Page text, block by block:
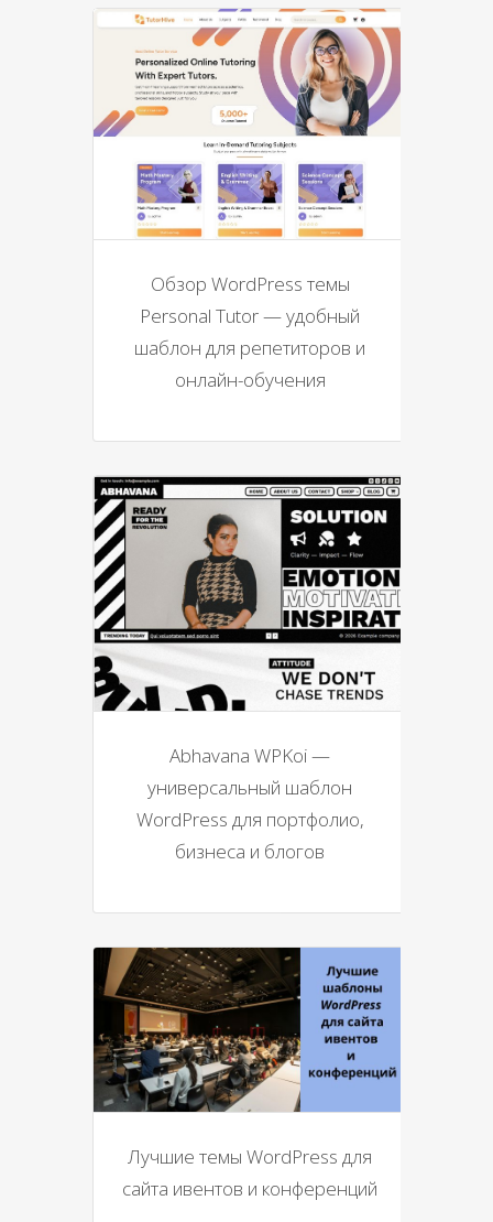
Обзор WordPress темы
Personal Tutor — удобный
шаблон для репетиторов и
онлайн-обучения
Abhavana WPKoi —
универсальный шаблон
WordPress для портфолио,
бизнеса и блогов
Лучшие темы WordPress для
сайта ивентов и конференций